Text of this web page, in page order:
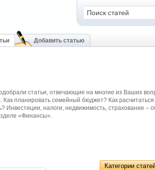
Добавить статью
статьи, отвечающие на многие из Ваших
планировать семейный бюджет? Как расчитаться
Инвестиции, налоги, недвижимость, страхование –
«Финансы».
Категории